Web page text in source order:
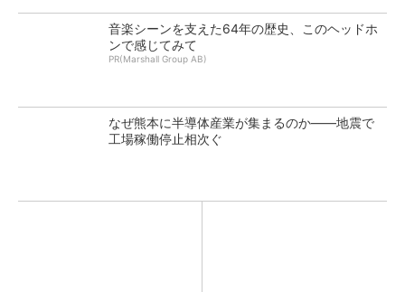
音楽シーンを支えた64年の歴史、このヘッドホ
ンで感じてみて
PR(Marshall Group AB)
なぜ熊本に半導体産業が集まるのか――地震で
工場稼働停止相次ぐ